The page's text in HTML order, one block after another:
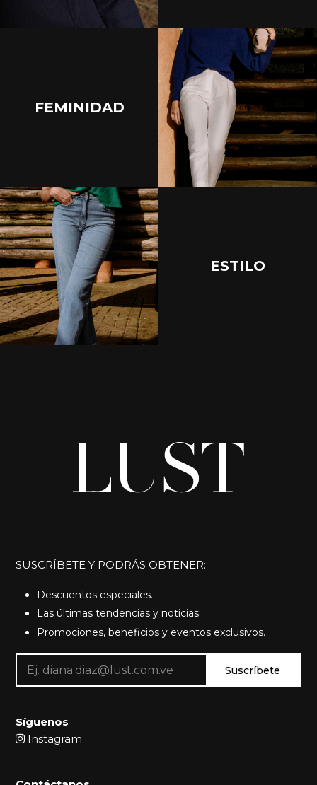
FEMINIDAD
ESTILO
SUSCRÍBETE Y PODRÁS OBTENER:
Descuentos especiales.
Las últimas tendencias y noticias.
Promociones, beneficios y eventos exclusivos.
Suscríbete
Síguenos
Instagram